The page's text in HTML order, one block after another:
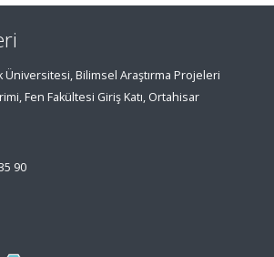
Üniversitesi, Bilimsel Araştırma Projeleri
Fen Fakültesi Giriş Katı, Ortahisar
90